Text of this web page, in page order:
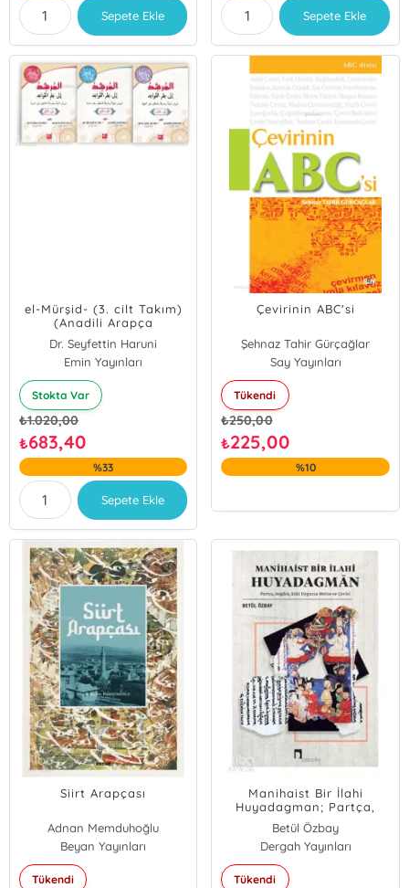
Sepete Ekle Sepete Ekle
el-Mürşid- (3. cilt Takım)
(Anadili Arapça
Olmayanlar İçin Sarf-
Nahiv Dersleri)
Dr. Seyfettin Haruni
Emin Yayınları
Stokta Var
₺1.020,00
₺683,40
%33
Sepete Ekle
Çevirinin ABC'si
Şehnaz Tahir Gürçağlar
Say Yayınları
Tükendi
₺250,00
₺225,00
%10
Siirt Arapçası
Adnan Memduhoğlu
Beyan Yayınları
Tükendi
Manihaist Bir İlahi
Huyadagman; Partça,
Soğdca, Eski Uygurca
Metin ve Çeviri
Betül Özbay
Dergah Yayınları
Tükendi